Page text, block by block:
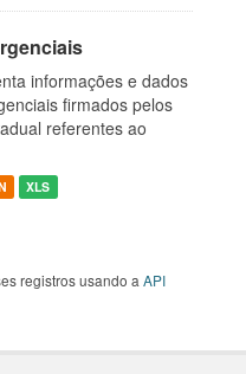
informações e dados
firmados pelos
referentes ao
XLS
registros usando a API